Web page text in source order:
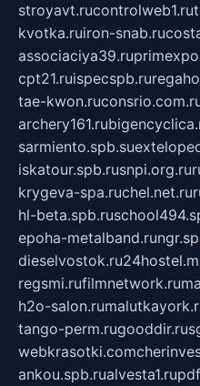
stroyavt.rucontrolweb1.ru
kvotka.ruiron-snab.ru
associaciya39.ru
cpt21.ruispecspb.ru
tae-kwon.ru
archery161.ru
sarmiento.spb.su
iskatour.spb.rusnpi.org.ru
krygeva-spa.ruchel.net.ru
hl-beta.spb.ru
epoha-metalband.ru
dieselvostok.ru
regsmi.rufilmnetwork.ru
h2o-salon.ru
tango-perm.rugooddir.ru
webkrasotki.com
ankou.spb.rualvesta1.ru